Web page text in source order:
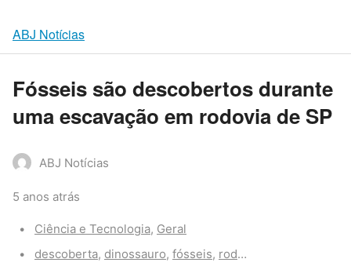
ABJ Notícias
Fósseis são descobertos durante
uma escavação em rodovia de SP
ABJ Notícias
5 anos atrás
Categories:
Ciência e Tecnologia, Geral
Tags:
descoberta, dinossauro, fósseis, rodovia